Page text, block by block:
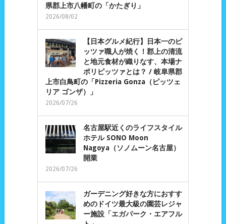
県郡上市八幡町の「かたぎり」
2026/08/02
【日本グルメ紀行】日本一のピ
ッツァ職人が焼く！郡上の清流
と地元食材が織りなす、本場ナ
ポリピッツァとは？ / 岐阜県郡
上市白鳥町の「Pizzeria Gonza（ピッツェ
リア ゴンザ）」
2026/07/26
名古屋駅近くのライフスタイル
ホテル SONO Moon
Nagoya（ソノムーン名古屋）
開業
2026/07/26
ガーデニング好きな方におすす
めのドイツ最大級の園芸レジャ
ー施設「エガパーク・エアフル